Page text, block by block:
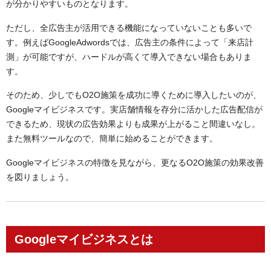
が分かりやすいものとなります。
ただし、全広告主が活用できる機能になっていないことも多いで
す。例えばGoogleAdwordsでは、広告主の条件によって「来店計
測」が可能ですが、ハードルが高くて導入できない場合もありま
す。
そのため、少しでもO2O施策を成功に導くために導入したいのが、
Googleマイビジネスです。実店舗情報を存分に活かした広告配信が
できるため、現状の広告効果よりも成果が上がること間違いなし。
また無料ツールなので、簡単に始めることができます。
Googleマイビジネスの特徴を見ながら、更なるO2O施策の効果改善
を図りましょう。
Googleマイビジネスとは